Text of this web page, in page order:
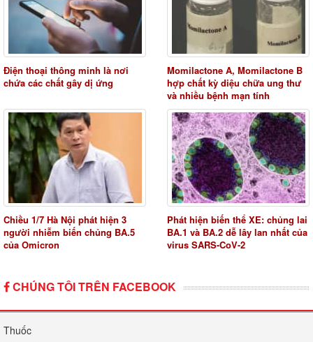
Điện thoại thông minh là nơi
chứa các chất gây dị ứng
Momilactone A, Momilactone B
hợp chất kỳ diệu chữa ung thư
và nhiều bệnh mạn tính
Chiều 1/7 Hà Nội phát hiện 3
người nhiễm biến chủng BA.5
của Omicron
Phát hiện biến thể XE: chủng lai
BA.1 và BA.2 dễ lây lan nhất của
virus SARS-CoV-2
CHÚNG TÔI TRÊN FACEBOOK
Thuốc